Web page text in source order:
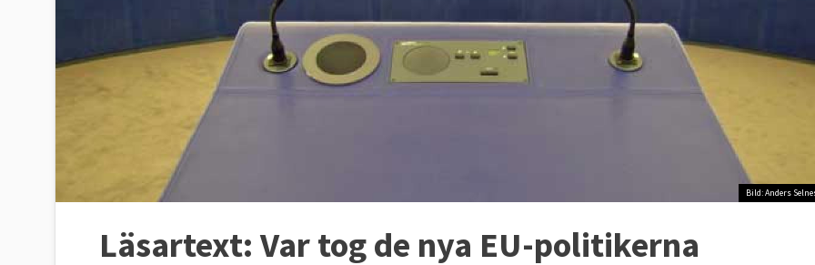
Bild: Anders
Läsartext: Var tog de nya EU-politikerna